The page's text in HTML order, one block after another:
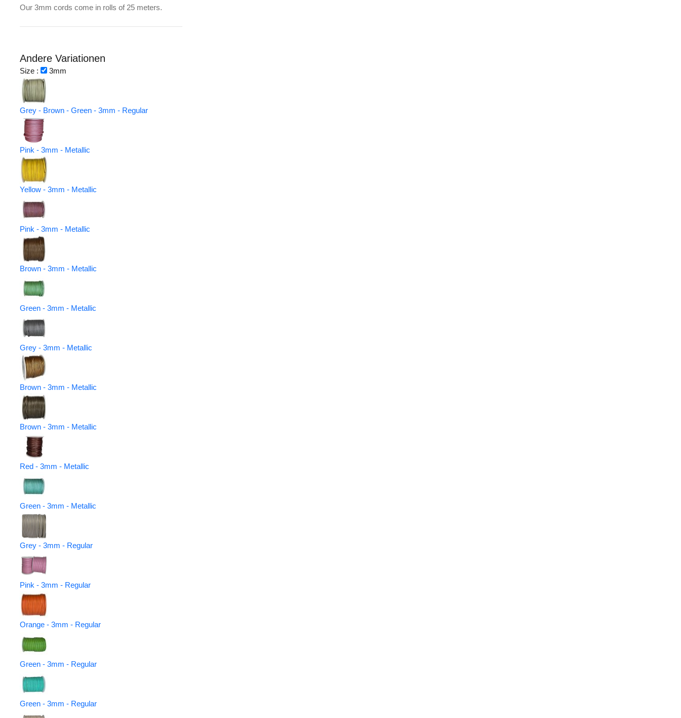
Our 3mm cords come in rolls of 25 meters.
Andere Variationen
Size : 3mm
Grey - Brown - Green - 3mm - Regular
Pink - 3mm - Metallic
Yellow - 3mm - Metallic
Pink - 3mm - Metallic
Brown - 3mm - Metallic
Green - 3mm - Metallic
Grey - 3mm - Metallic
Brown - 3mm - Metallic
Brown - 3mm - Metallic
Red - 3mm - Metallic
Green - 3mm - Metallic
Grey - 3mm - Regular
Pink - 3mm - Regular
Orange - 3mm - Regular
Green - 3mm - Regular
Green - 3mm - Regular